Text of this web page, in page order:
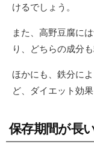
けるでしょう。
また、高野豆腐に
り、どちらの成分
ほかにも、鉄分に
ど、ダイエット効
保存期間が長